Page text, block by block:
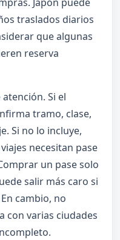
traslados diarios
que algunas
reserva
Si el
tramo, clase,
Si no lo incluye,
necesitan pase
un pase solo
salir más caro si
cambio, no
con varias ciudades